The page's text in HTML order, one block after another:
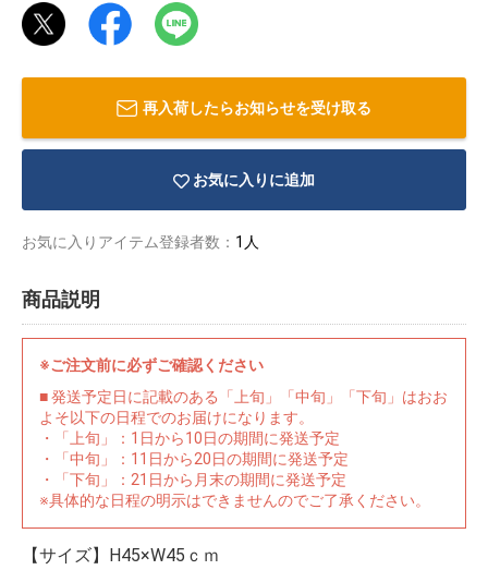
再入荷したらお知らせを受け取る
お気に入りに追加
お気に入りアイテム登録者数： 1人
商品説明
※ご注文前に必ずご確認ください
■ 発送予定日に記載のある「上旬」「中旬」「下旬」はおお
よそ以下の日程でのお届けになります。
・「上旬」：1日から10日の期間に発送予定
・「中旬」：11日から20日の期間に発送予定
・「下旬」：21日から月末の期間に発送予定
※具体的な日程の明示はできませんのでご了承ください。
【サイズ】H45×W45ｃｍ